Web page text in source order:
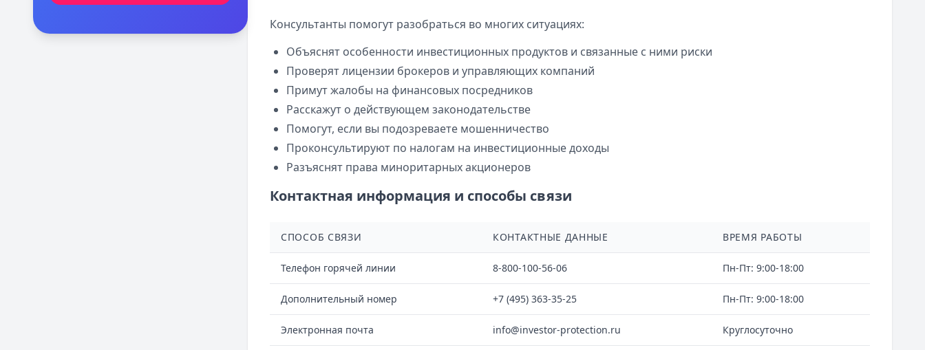
Консультанты помогут разобраться во многих ситуациях:
Объяснят особенности инвестиционных продуктов и связанные с ними риски
Проверят лицензии брокеров и управляющих компаний
Примут жалобы на финансовых посредников
Расскажут о действующем законодательстве
Помогут, если вы подозреваете мошенничество
Проконсультируют по налогам на инвестиционные доходы
Разъяснят права миноритарных акционеров
Контактная информация и способы связи
СПОСОБ СВЯЗИ КОНТАКТНЫЕ ДАННЫЕ ВРЕМЯ РАБОТЫ
Телефон горячей линии 8-800-100-56-06 Пн-Пт: 9:00-18:00
Дополнительный номер +7 (495) 363-35-25 Пн-Пт: 9:00-18:00
Электронная почта info@investor-protection.ru Круглосуточно